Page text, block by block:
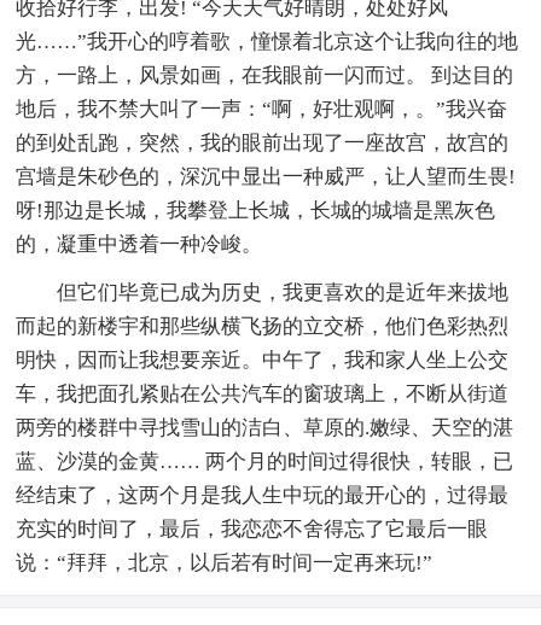
收拾好行李，出发! “今天天气好晴朗，处处好风
光……”我开心的哼着歌，憧憬着北京这个让我向往的地
方，一路上，风景如画，在我眼前一闪而过。 到达目的
地后，我不禁大叫了一声：“啊，好壮观啊，。”我兴奋
的到处乱跑，突然，我的眼前出现了一座故宫，故宫的
宫墙是朱砂色的，深沉中显出一种威严，让人望而生畏!
呀!那边是长城，我攀登上长城，长城的城墙是黑灰色
的，凝重中透着一种冷峻。
但它们毕竟已成为历史，我更喜欢的是近年来拔地
而起的新楼宇和那些纵横飞扬的立交桥，他们色彩热烈
明快，因而让我想要亲近。中午了，我和家人坐上公交
车，我把面孔紧贴在公共汽车的窗玻璃上，不断从街道
两旁的楼群中寻找雪山的洁白、草原的.嫩绿、天空的湛
蓝、沙漠的金黄…… 两个月的时间过得很快，转眼，已
经结束了，这两个月是我人生中玩的最开心的，过得最
充实的时间了，最后，我恋恋不舍得忘了它最后一眼
说：“拜拜，北京，以后若有时间一定再来玩!”